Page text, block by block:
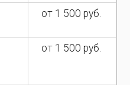
от 1 500 руб.
от 1 500 руб.